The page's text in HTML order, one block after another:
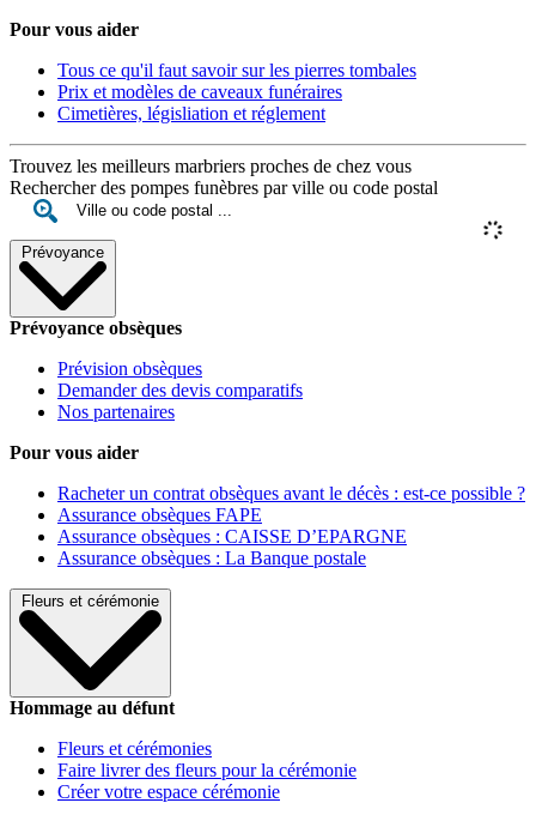
Pour vous aider
Tous ce qu'il faut savoir sur les pierres tombales
Prix et modèles de caveaux funéraires
Cimetières, législiation et réglement
Trouvez les meilleurs marbriers proches de chez vous
Rechercher des pompes funèbres par ville ou code postal
Prévoyance
Prévoyance obsèques
Prévision obsèques
Demander des devis comparatifs
Nos partenaires
Pour vous aider
Racheter un contrat obsèques avant le décès : est-ce possible ?
Assurance obsèques FAPE
Assurance obsèques : CAISSE D’EPARGNE
Assurance obsèques : La Banque postale
Fleurs et cérémonie
Hommage au défunt
Fleurs et cérémonies
Faire livrer des fleurs pour la cérémonie
Créer votre espace cérémonie